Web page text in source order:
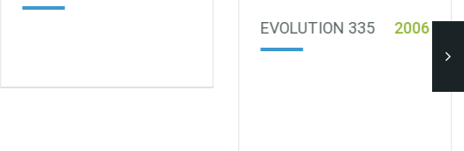
EVOLUTION 335 2006